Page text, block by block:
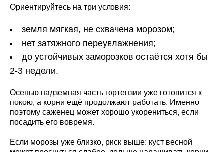
Ориентируйтесь на три условия:
земля мягкая, не схвачена морозом;
нет затяжного переувлажнения;
до устойчивых заморозков остаётся хотя бы
2-3 недели.
Осенью надземная часть гортензии уже готовится к
покою, а корни ещё продолжают работать. Именно
поэтому саженец может хорошо укорениться, если
посадить его вовремя.
Если морозы уже близко, риск выше: куст весной